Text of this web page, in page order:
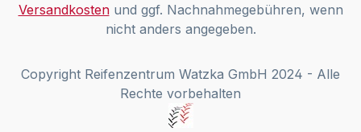
Versandkostenund ggf. Nachnahmegebühren, wenn
nicht anders angegeben.
Copyright Reifenzentrum Watzka GmbH 2024 - Alle
Rechte vorbehalten